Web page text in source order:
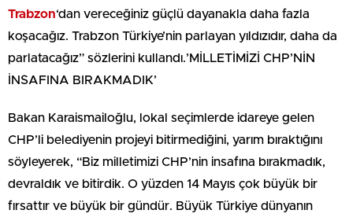
Trabzon‘dan vereceğiniz güçlü dayanakla daha fazla
koşacağız. Trabzon Türkiye’nin parlayan yıldızıdır, daha da
parlatacağız” sözlerini kullandı.’MİLLETİMİZİ CHP’NİN
İNSAFINA BIRAKMADIK’
Bakan Karaismailoğlu, lokal seçimlerde idareye gelen
CHP’li belediyenin projeyi bitirmediğini, yarım bıraktığını
söyleyerek, “Biz milletimizi CHP’nin insafına bırakmadık,
devraldık ve bitirdik. O yüzden 14 Mayıs çok büyük bir
fırsattır ve büyük bir gündür. Büyük Türkiye dünyanın